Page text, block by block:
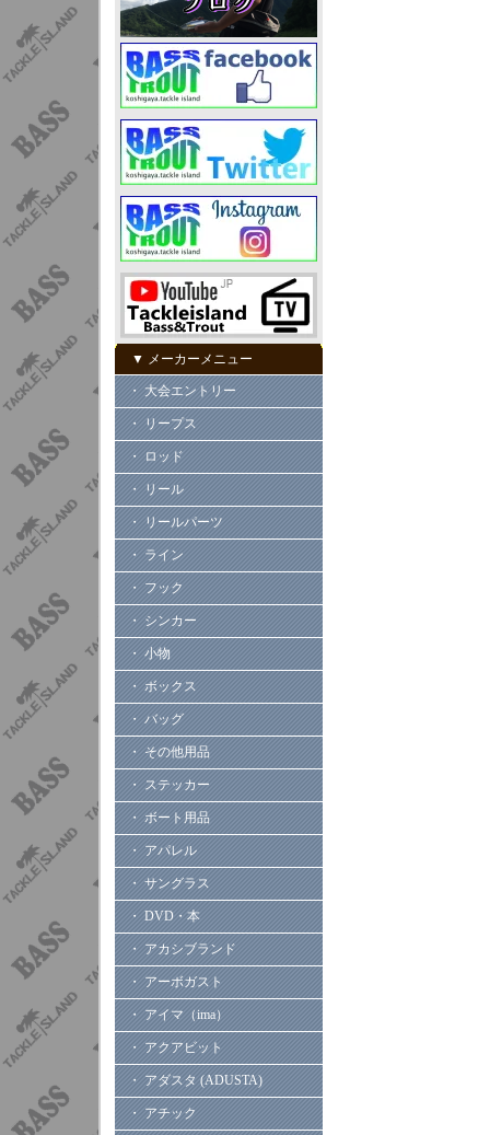
▼ メーカーメニュー
・ 大会エントリー
・ リープス
・ ロッド
・ リール
・ リールパーツ
・ ライン
・ フック
・ シンカー
・ 小物
・ ボックス
・ バッグ
・ その他用品
・ ステッカー
・ ボート用品
・ アパレル
・ サングラス
・ DVD・本
・ アカシブランド
・ アーボガスト
・ アイマ（ima）
・ アクアビット
・ アダスタ (ADUSTA)
・ アチック